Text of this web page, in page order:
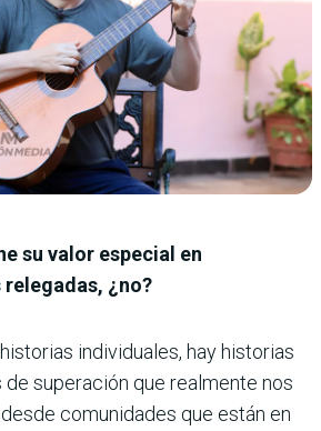
su valor especial en
¿no?
individuales, hay historias
de superación que realmente nos
comunidades que están en